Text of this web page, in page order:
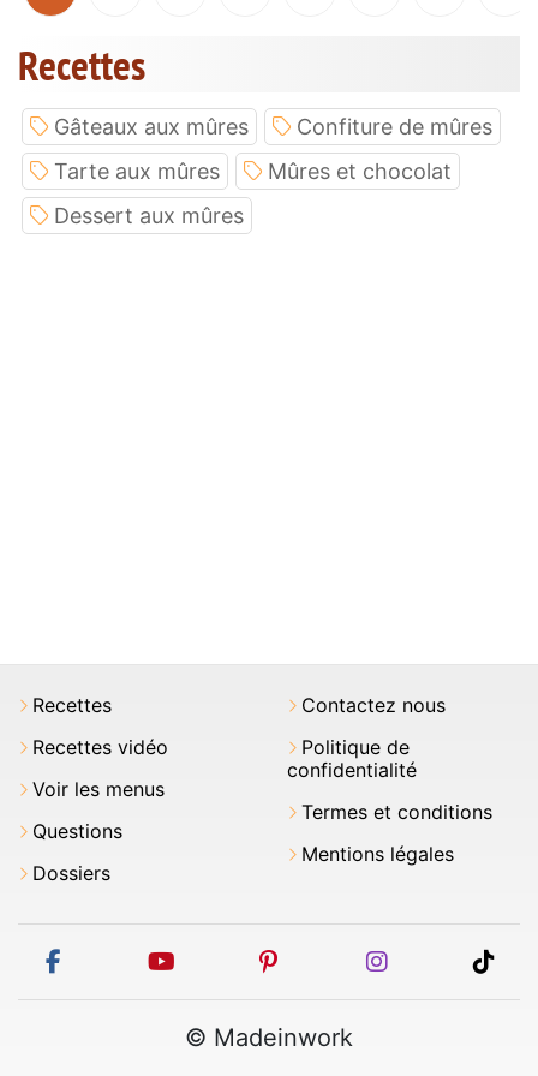
Recettes
Gâteaux aux mûres
Confiture de mûres
Tarte aux mûres
Mûres et chocolat
Dessert aux mûres
Recettes
Recettes vidéo
Voir les menus
Questions
Dossiers
Contactez nous
Politique de
confidentialité
Termes et conditions
Mentions légales
facebook youtube pinterest instagram
© Madeinwork